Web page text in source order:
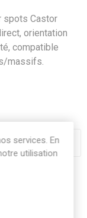
spots Castor
orientation
compatible
massifs.
services. En
utilisation